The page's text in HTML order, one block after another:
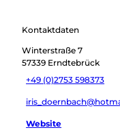
Kontaktdaten
Winterstraße 7
57339 Erndtebrück
+49 (0)2753 598373
Website